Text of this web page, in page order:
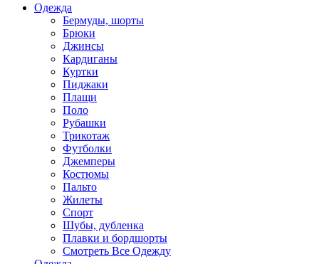
Одежда
Бермуды, шорты
Брюки
Джинсы
Кардиганы
Куртки
Пиджаки
Плащи
Поло
Рубашки
Трикотаж
Футболки
Джемперы
Костюмы
Пальто
Жилеты
Спорт
Шубы, дубленка
Плавки и бордшорты
Смотреть Все Одежду